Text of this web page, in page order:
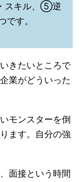
スキル、⑤逆
です。
きたいところで
業がどういった
モンスターを倒
ます。自分の強
面接という時間